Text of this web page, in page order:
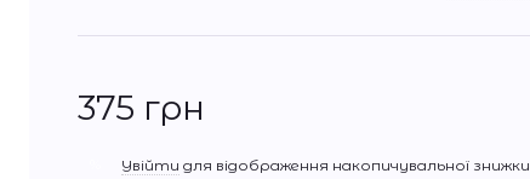
375 грн
Увійти для відображення накопичувальної знижки